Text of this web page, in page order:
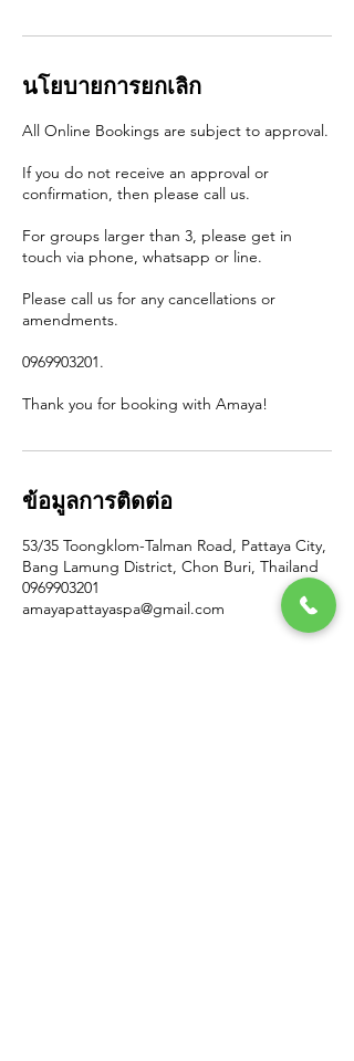
นโยบายการยกเลิก
All Online Bookings are subject to approval.
If you do not receive an approval or
confirmation, then please call us.
For groups larger than 3, please get in
touch via phone, whatsapp or line.
Please call us for any cancellations or
amendments.
0969903201.
Thank you for booking with Amaya!
ข้อมูลการติดต่อ
53/35 Toongklom-Talman Road, Pattaya City,
Bang Lamung District, Chon Buri, Thailand
0969903201
amayapattayaspa@gmail.com